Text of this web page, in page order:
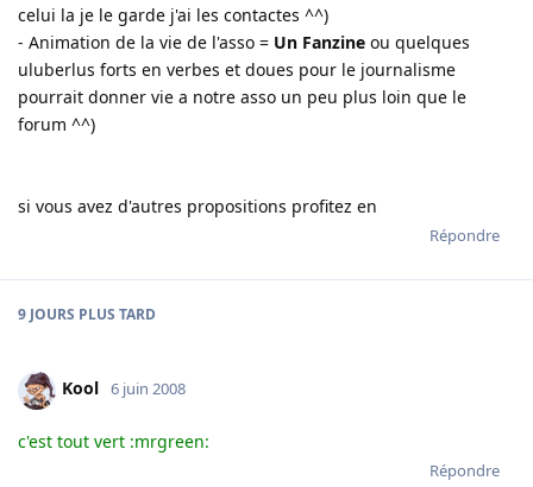
celui la je le garde j'ai les contactes ^^)
- Animation de la vie de l'asso = Un Fanzine ou quelques
uluberlus forts en verbes et doues pour le journalisme
pourrait donner vie a notre asso un peu plus loin que le
forum ^^)
si vous avez d'autres propositions profitez en
Répondre
9 JOURS PLUS TARD
Kool 6 juin 2008
c'est tout vert :mrgreen:
Répondre